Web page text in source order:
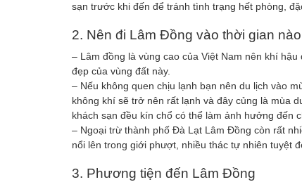
sạn trước khi đến để tránh tình trạng hết phòng,
2. Nên đi Lâm Đồng vào thời gian nào
– Lâm đồng là vùng cao của Việt Nam nên khí
đẹp của vùng đất này.
– Nếu không quen chịu lạnh bạn nên du lịch vào
không khí sẽ trở nên rất lạnh và đây củng là mùa
khách sạn đều kín chổ có thể làm ảnh hưởng đến
– Ngoại trừ thành phố Đà Lạt Lâm Đồng còn rất
nổi lên trong giới phượt, nhiều thác tự nhiên tuyệt
3. Phương tiện đến Lâm Đồng